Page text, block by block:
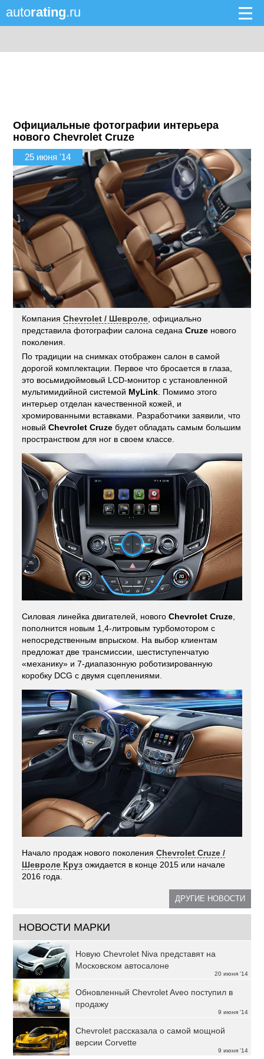
autorating.ru
Официальные фотографии интерьера
нового Chevrolet Cruze
25 июня '14
КомпанияChevrolet / Шевроле , официально
представила фотографии салона седанаCruze нового
поколения.
По традиции на снимках отображен салон в самой
дорогой комплектации. Первое что бросается в глаза,
это восьмидюймовый LCD-монитор с установленной
мультимидийной системой MyLink . Помимо этого
интерьер отделан качественной кожей, и
хромированными вставками. Разработчики заявили, что
новыйChevrolet Cruze будет обладать самым большим
пространством для ног в своем классе.
Силовая линейка двигателей, новогоChevrolet Cruze
пополнится новым 1,4-литровым турбомотором с
непосредственным впрыском. На выбор клиентам
предложат две трансмиссии, шестиступенчатую
«механику» и 7-диапазонную роботизированную
коробку DCG с двумя сцеплениями.
Начало продаж нового поколенияChevrolet Cruze /
Шевроле Круз ожидается в конце 2015 или начале
2016 года.
ДРУГИЕ НОВОСТИ
НОВОСТИ МАРКИ
20 июня '14
Новую Chevrolet Niva представят на
Московском автосалоне
9 июня '14
Обновленный Chevrolet Aveo поступил в
продажу
9 июня '14
Chevrolet рассказала о самой мощной
версии Corvette